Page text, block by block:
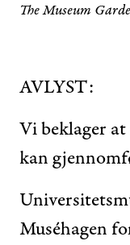
The Museum
AVLYST:
Vi beklager
kan
Muséhagen